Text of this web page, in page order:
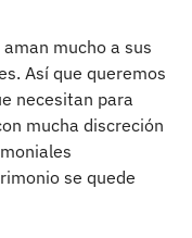
mucho a sus
Así que queremos
necesitan para
mucha discreción
se quede